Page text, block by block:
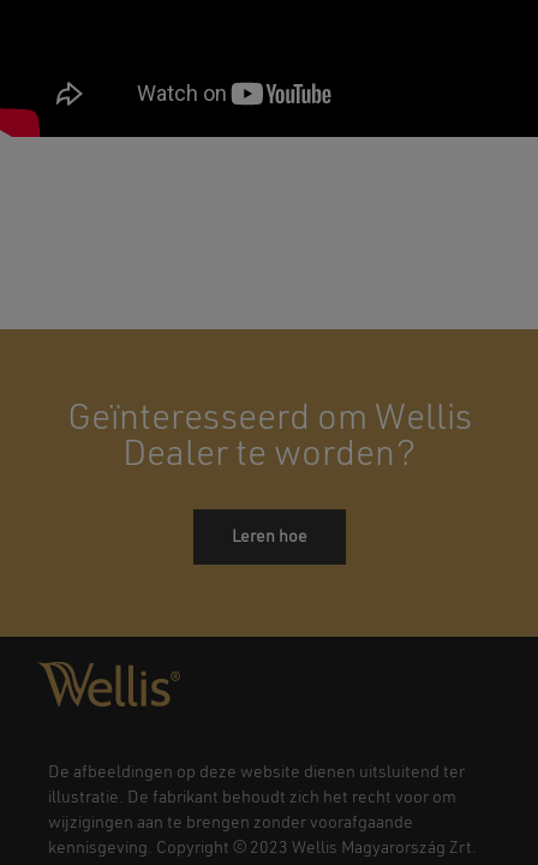
Geïnteresseerd om Wellis
Dealer te worden?
Leren hoe
De afbeeldingen op deze website dienen uitsluitend ter
illustratie. De fabrikant behoudt zich het recht voor om
wijzigingen aan te brengen zonder voorafgaande
kennisgeving. Copyright © 2023 Wellis Magyarország Zrt.